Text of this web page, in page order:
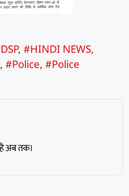
, #HINDI NEWS,
, #Police, #Police
है अब तक।